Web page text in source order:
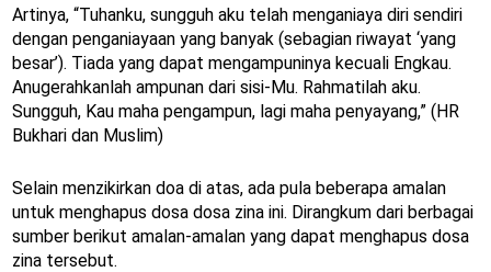
Artinya, “Tuhanku, sungguh aku telah menganiaya diri sendiri
dengan penganiayaan yang banyak (sebagian riwayat ‘yang
besar’). Tiada yang dapat mengampuninya kecuali Engkau.
Anugerahkanlah ampunan dari sisi-Mu. Rahmatilah aku.
Sungguh, Kau maha pengampun, lagi maha penyayang,” (HR
Bukhari dan Muslim)
Selain menzikirkan doa di atas, ada pula beberapa amalan
untuk menghapus dosa dosa zina ini. Dirangkum dari berbagai
sumber berikut amalan-amalan yang dapat menghapus dosa
zina tersebut.